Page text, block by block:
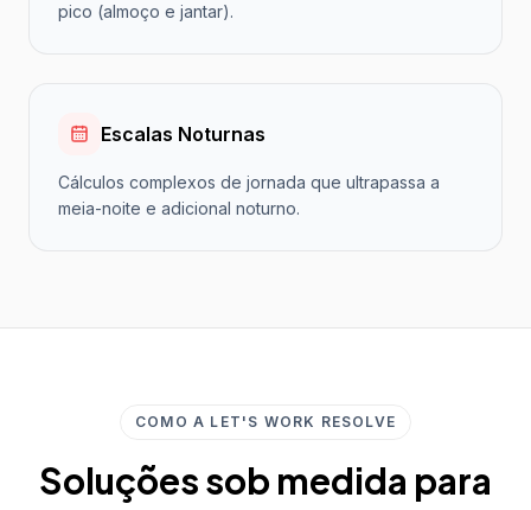
pico (almoço e jantar).
Escalas Noturnas
Cálculos complexos de jornada que ultrapassa a
meia-noite e adicional noturno.
COMO A LET'S WORK RESOLVE
Soluções sob medida para